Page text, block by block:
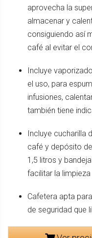
aprovecha la
almacenar y
consiguiendo así
café al evitar el
Incluye
el uso, para
infusiones,
también tiene
Incluye cucharilla
café y depósito
1,5 litros y
facilitar la limpieza
Cafetera apta
de seguridad que